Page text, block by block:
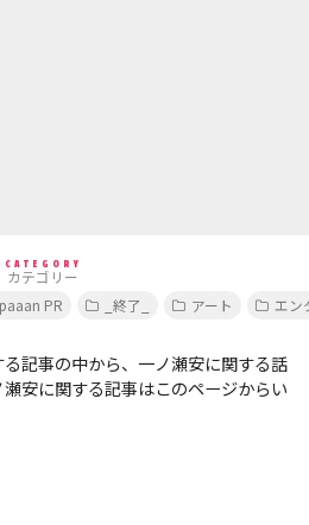
CATEGORY
カテゴリー
PR _終了_ アート エン
記事の中から、一ノ瀬安に関する話
安に関する記事はこのページからい